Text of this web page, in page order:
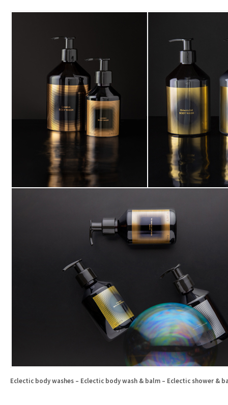
Eclectic body washes – Eclectic body wash & balm – Eclectic shower &